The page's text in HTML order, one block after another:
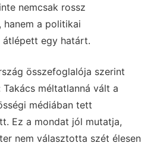
nemcsak rossz
a politikai
átlépett egy határt.
összefoglalója szerint
méltatlanná vált a
médiában tett
Ez a mondat jól mutatja,
nem választotta szét élesen